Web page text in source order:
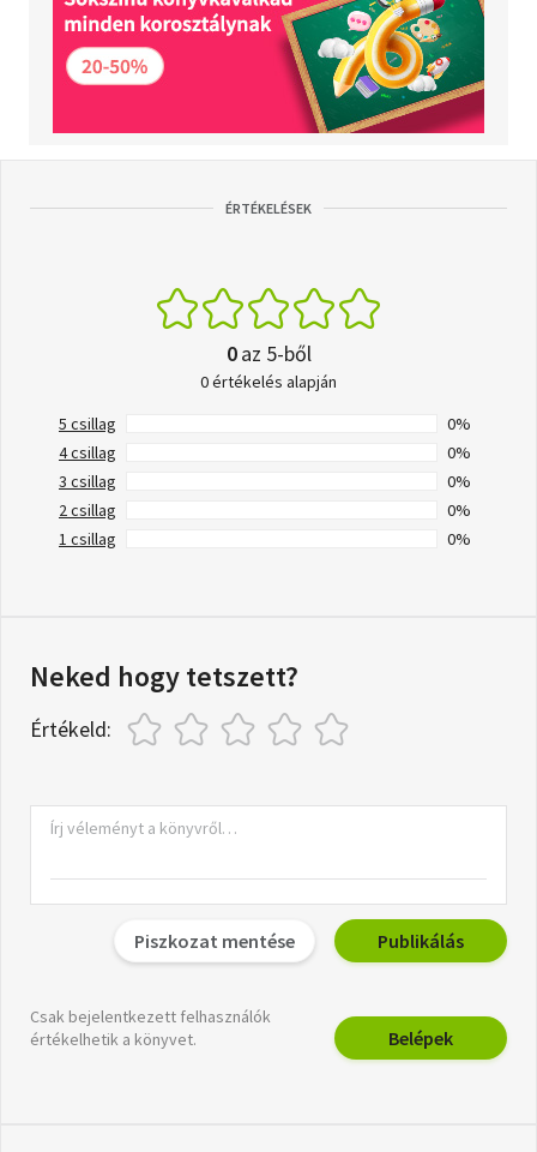
ÉRTÉKELÉSEK
0az 5-ből
0 értékelés alapján
5 csillag
0%
4 csillag
0%
3 csillag
0%
2 csillag
0%
1 csillag
0%
Neked hogy tetszett?
Értékeld:
Piszkozat mentése Publikálás
Csak bejelentkezett felhasználók
értékelhetik a könyvet.
Belépek